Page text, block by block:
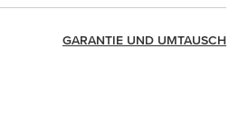
GARANTIE UND UMTAUSCH